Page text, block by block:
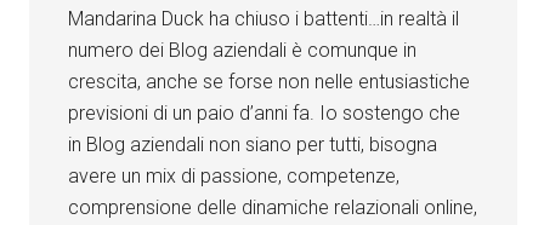
Mandarina Duck ha chiuso i battenti…in realtà il
numero dei Blog aziendali è comunque in
crescita, anche se forse non nelle entusiastiche
previsioni di un paio d’anni fa. Io sostengo che
in Blog aziendali non siano per tutti, bisogna
avere un mix di passione, competenze,
comprensione delle dinamiche relazionali online,